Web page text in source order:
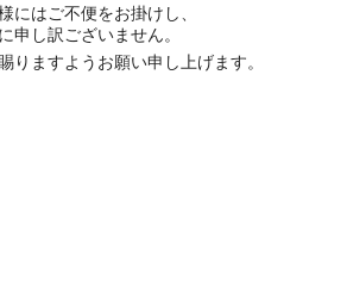
にはご不便をお掛けし、
申し訳ございません。
りますようお願い申し上げます。